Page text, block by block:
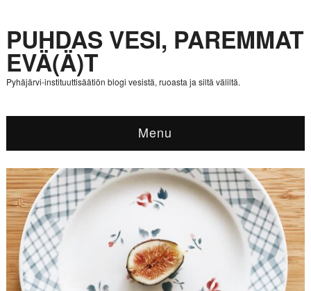
PUHDAS VESI, PAREMMAT
EVÄ(Ä)T
Pyhäjärvi-instituuttisäätiön blogi vesistä, ruoasta ja siltä väliltä.
Menu